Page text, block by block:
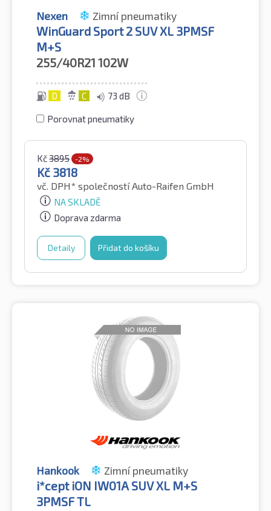
Nexen Zimní pneumatiky
WinGuard Sport 2 SUV XL 3PMSF
M+S
255/40R21 102W
D C 73 dB
Porovnat pneumatiky
Kč3895 -2%
Kč 3818
vč. DPH* společností Auto-Raifen GmbH
NA SKLADĚ
Doprava zdarma
Detaily Přidat do košíku
Hankook Zimní pneumatiky
i*cept iON IW01A SUV XL M+S
3PMSF TL